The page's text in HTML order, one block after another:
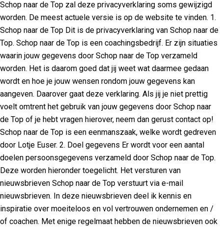
Schop naar de Top zal deze privacyverklaring soms gewijzigd
worden. De meest actuele versie is op de website te vinden. 1.
Schop naar de Top Dit is de privacyverklaring van Schop naar de
Top. Schop naar de Top is een coachingsbedrijf. Er zijn situaties
waarin jouw gegevens door Schop naar de Top verzameld
worden. Het is daarom goed dat jij weet wat daarmee gedaan
wordt en hoe je jouw wensen rondom jouw gegevens kan
aangeven. Daarover gaat deze verklaring. Als jij je niet prettig
voelt omtrent het gebruik van jouw gegevens door Schop naar
de Top of je hebt vragen hierover, neem dan gerust contact op!
Schop naar de Top is een eenmanszaak, welke wordt gedreven
door Lotje Euser. 2. Doel gegevens Er wordt voor een aantal
doelen persoonsgegevens verzameld door Schop naar de Top.
Deze worden hieronder toegelicht. Het versturen van
nieuwsbrieven Schop naar de Top verstuurt via e-mail
nieuwsbrieven. In deze nieuwsbrieven deel ik kennis en
inspiratie over moeiteloos en vol vertrouwen ondernemen en /
of coachen. Met enige regelmaat hebben de nieuwsbrieven ook